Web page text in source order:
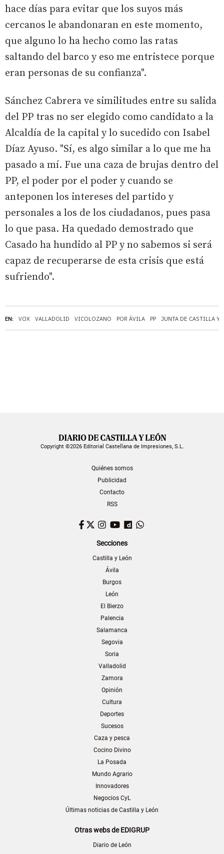
EN: VOX VALLADOLID VICOLOZANO POR ÁVILA PP JUNTA DE CASTILLA Y
hace días para evitar que los suyos más
cercanos le abandonaran en este momento,
que alguno lo ha hecho como las ratas
saltando del barco y eso me entristece porque
eran personas de su confianza".
Sánchez Cabrera ve similitudes entre su salida
del PP tras no ser elegido como candidato a la
Alcaldía de la capital y lo sucedido con Isabel
Díaz Ayuso. "Sí, es algo similar a lo que me ha
pasado a mí. Fue una caza de brujas dentro del
PP, el poder por el poder y cuando se
anteponen los intereses del partido y
personales a los de los ciudadanos, pues pasa
lo que pasa. Ha quedado demostrado que
Casado ha hundido al PP y no sabemos si será
capaz de recuperarse de esta crisis que está
sufriendo".
Copyright ©2026 Editorial Castellana de Impresiones, S.L.
Quiénes somos
Publicidad
Contacto
RSS
Facebook
TwitterInstagram
YouTubeDailymotion
Secciones
Castilla y León
Ávila
Burgos
León
El Bierzo
Palencia
Salamanca
Segovia
Soria
Valladolid
Zamora
Opinión
Cultura
Deportes
Sucesos
Caza y pesca
Cocino Divino
La Posada
Mundo Agrario
Innovadores
Negocios CyL
Últimas noticias de Castilla y León
Otras webs de EDIGRUP
Diario de León